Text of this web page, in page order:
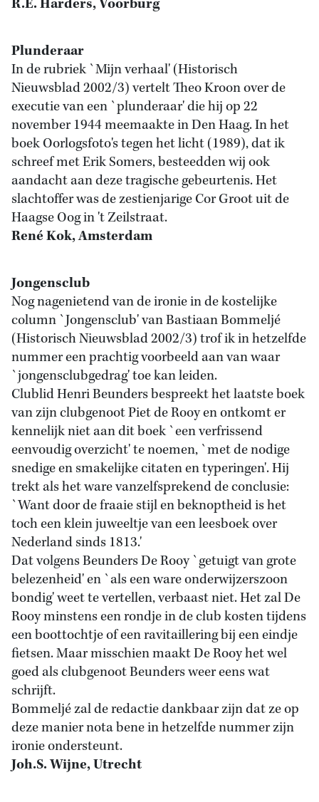
R.E. Harders, Voorburg
Plunderaar
In de rubriek `Mijn verhaal' (Historisch
Nieuwsblad 2002/3) vertelt Theo Kroon over de
executie van een `plunderaar' die hij op 22
november 1944 meemaakte in Den Haag. In het
boek Oorlogsfoto's tegen het licht (1989), dat ik
schreef met Erik Somers, besteedden wij ook
aandacht aan deze tragische gebeurtenis. Het
slachtoffer was de zestienjarige Cor Groot uit de
Haagse Oog in 't Zeilstraat.
René Kok, Amsterdam
Jongensclub
Nog nagenietend van de ironie in de kostelijke
column `Jongensclub' van Bastiaan Bommeljé
(Historisch Nieuwsblad 2002/3) trof ik in hetzelfde
nummer een prachtig voorbeeld aan van waar
`jongensclubgedrag' toe kan leiden.
Clublid Henri Beunders bespreekt het laatste boek
van zijn clubgenoot Piet de Rooy en ontkomt er
kennelijk niet aan dit boek `een verfrissend
eenvoudig overzicht' te noemen, `met de nodige
snedige en smakelijke citaten en typeringen'. Hij
trekt als het ware vanzelfsprekend de conclusie:
`Want door de fraaie stijl en beknoptheid is het
toch een klein juweeltje van een leesboek over
Nederland sinds 1813.'
Dat volgens Beunders De Rooy `getuigt van grote
belezenheid' en `als een ware onderwijzerszoon
bondig' weet te vertellen, verbaast niet. Het zal De
Rooy minstens een rondje in de club kosten tijdens
een boottochtje of een ravitaillering bij een eindje
fietsen. Maar misschien maakt De Rooy het wel
goed als clubgenoot Beunders weer eens wat
schrijft.
Bommeljé zal de redactie dankbaar zijn dat ze op
deze manier nota bene in hetzelfde nummer zijn
ironie ondersteunt.
Joh.S. Wijne, Utrecht